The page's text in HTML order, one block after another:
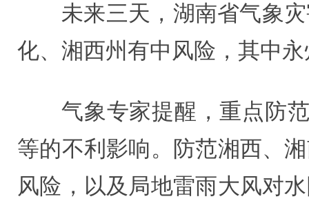
未来三天，湖南省气象
化、湘西州有中风险，其中
气象专家提醒，重点防
等的不利影响。防范湘西、
风险，以及局地雷雨大风对